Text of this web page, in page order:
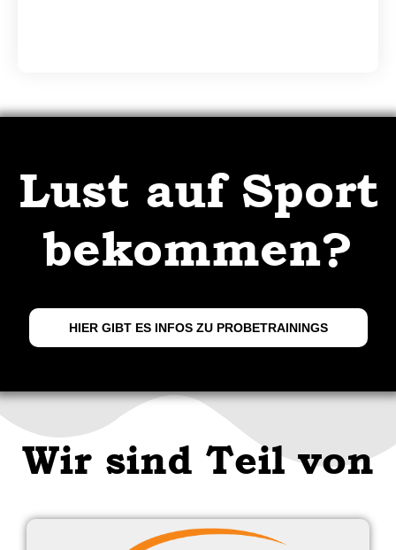
Lust auf Sport
bekommen?
HIER GIBT ES INFOS ZU PROBETRAININGS
Wir sind Teil von